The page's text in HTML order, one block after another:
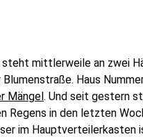
mittlerweile an zwei
Haus
Mängel. Und seit gestern
Regens in den letzten
im Hauptverteilerkasten